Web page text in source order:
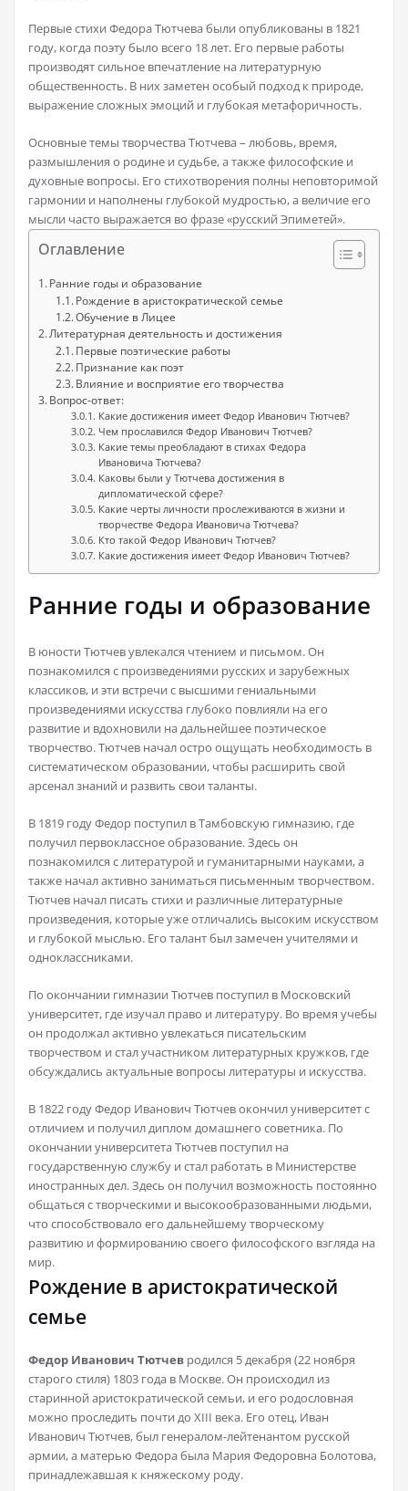
Первые стихи Федора Тютчева были опубликованы в 1821
году, когда поэту было всего 18 лет. Его первые работы
производят сильное впечатление на литературную
общественность. В них заметен особый подход к природе,
выражение сложных эмоций и глубокая метафоричность.
Основные темы творчества Тютчева – любовь, время,
размышления о родине и судьбе, а также философские и
духовные вопросы. Его стихотворения полны неповторимой
гармонии и наполнены глубокой мудростью, а величие его
мысли часто выражается во фразе «русский Эпиметей».
Оглавление
Ранние годы и образование
Рождение в аристократической семье
Обучение в Лицее
Литературная деятельность и достижения
Первые поэтические работы
Признание как поэт
Влияние и восприятие его творчества
Вопрос-ответ:
Какие достижения имеет Федор Иванович Тютчев?
Чем прославился Федор Иванович Тютчев?
Какие темы преобладают в стихах Федора
Ивановича Тютчева?
Каковы были у Тютчева достижения в
дипломатической сфере?
Какие черты личности прослеживаются в жизни и
творчестве Федора Ивановича Тютчева?
Кто такой Федор Иванович Тютчев?
Какие достижения имеет Федор Иванович Тютчев?
Ранние годы и образование
В юности Тютчев увлекался чтением и письмом. Он
познакомился с произведениями русских и зарубежных
классиков, и эти встречи с высшими гениальными
произведениями искусства глубоко повлияли на его
развитие и вдохновили на дальнейшее поэтическое
творчество. Тютчев начал остро ощущать необходимость в
систематическом образовании, чтобы расширить свой
арсенал знаний и развить свои таланты.
В 1819 году Федор поступил в Тамбовскую гимназию, где
получил первоклассное образование. Здесь он
познакомился с литературой и гуманитарными науками, а
также начал активно заниматься письменным творчеством.
Тютчев начал писать стихи и различные литературные
произведения, которые уже отличались высоким искусством
и глубокой мыслью. Его талант был замечен учителями и
одноклассниками.
По окончании гимназии Тютчев поступил в Московский
университет, где изучал право и литературу. Во время учебы
он продолжал активно увлекаться писательским
творчеством и стал участником литературных кружков, где
обсуждались актуальные вопросы литературы и искусства.
В 1822 году Федор Иванович Тютчев окончил университет с
отличием и получил диплом домашнего советника. По
окончании университета Тютчев поступил на
государственную службу и стал работать в Министерстве
иностранных дел. Здесь он получил возможность постоянно
общаться с творческими и высокообразованными людьми,
что способствовало его дальнейшему творческому
развитию и формированию своего философского взгляда на
мир.
Рождение в аристократической
семье
Федор Иванович Тютчев родился 5 декабря (22 ноября
старого стиля) 1803 года в Москве. Он происходил из
старинной аристократической семьи, и его родословная
можно проследить почти до XIII века. Его отец, Иван
Иванович Тютчев, был генералом-лейтенантом русской
армии, а матерью Федора была Мария Федоровна Болотова,
принадлежавшая к княжескому роду.